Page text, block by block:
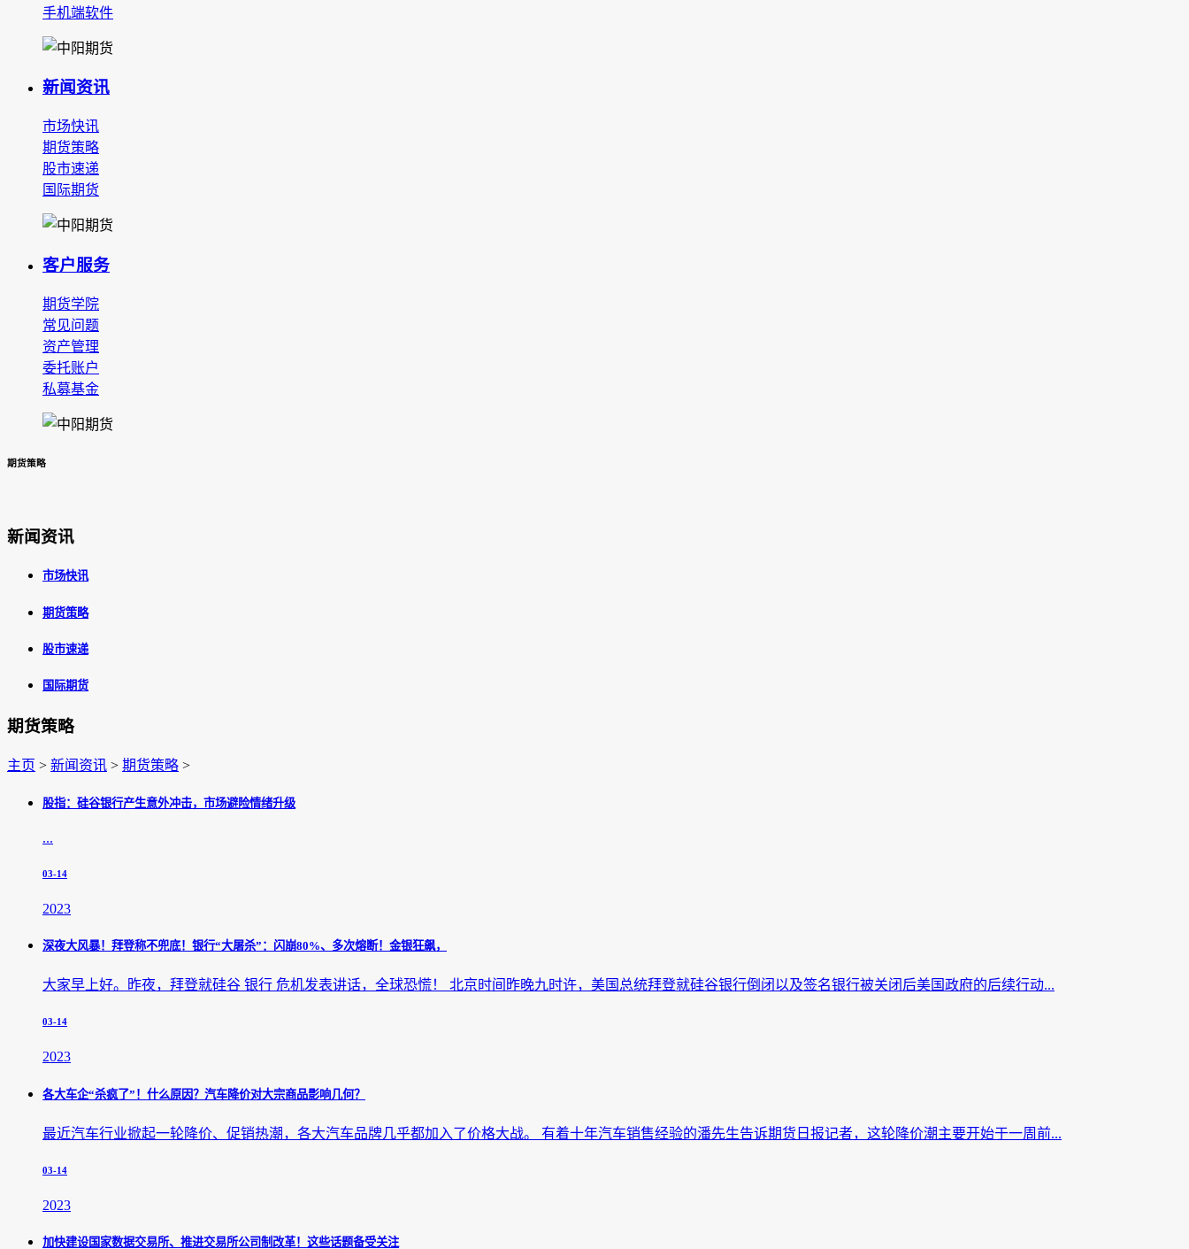
手机端软件
新闻资讯
市场快讯
期货策略
股市速递
国际期货
客户服务
期货学院
常见问题
资产管理
委托账户
私募基金
期货策略
新闻资讯
市场快讯
期货策略
股市速递
国际期货
期货策略
主页 > 新闻资讯 > 期货策略 >
股指：硅谷银行产生意外冲击，市场避险情绪升级
...
03-14
2023
深夜大风暴！拜登称不兜底！银行“大屠杀”：闪崩80%、多次熔断！金银狂飙，
大家早上好。昨夜，拜登就硅谷 银行 危机发表讲话，全球恐慌！ 北京时间昨晚九时许，美国总统拜登就硅谷银行倒闭以及签名银行被关闭后美国政府的后续行动...
03-14
2023
各大车企“杀疯了”！什么原因？汽车降价对大宗商品影响几何？
最近汽车行业掀起一轮降价、促销热潮，各大汽车品牌几乎都加入了价格大战。 有着十年汽车销售经验的潘先生告诉期货日报记者，这轮降价潮主要开始于一周前...
03-14
2023
加快建设国家数据交易所、推进交易所公司制改革！这些话题备受关注